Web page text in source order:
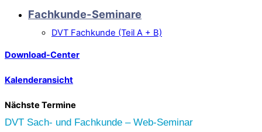
Fachkunde-Seminare
DVT Fachkunde (Teil A + B)
Download-Center
Kalenderansicht
Nächste Termine
DVT Sach- und Fachkunde – Web-Seminar